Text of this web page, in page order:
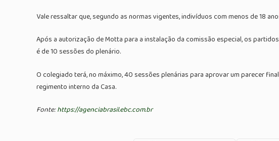
Vale ressaltar que, segundo as normas vigentes, indivíduos com menos de 18
Após a autorização de Motta para a instalação da comissão especial, os
é de 10 sessões do plenário.
O colegiado terá, no máximo, 40 sessões plenárias para aprovar um parecer
regimento interno da Casa.
Fonte:https://agenciabrasil.ebc.com.br